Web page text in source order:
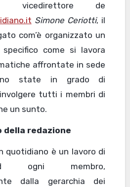
vicedirettore de
Simone Ceriotti, il
com’è organizzato un
come si lavora
affrontate in sede
state in grado di
tutti i membri di
un sunto.
della redazione
quotidiano è un lavoro di
ogni membro,
dalla gerarchia dei